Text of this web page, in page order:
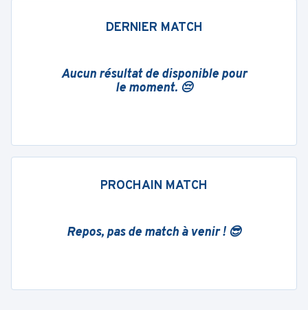
DERNIER MATCH
Aucun résultat de disponible pour
le moment. 😔
PROCHAIN MATCH
Repos, pas de match à venir ! 😎